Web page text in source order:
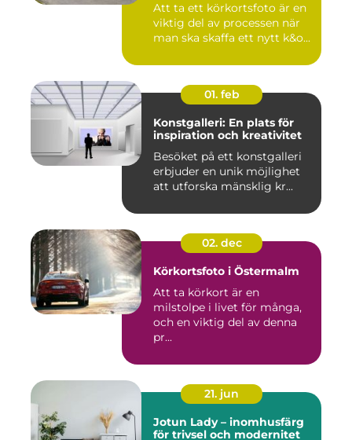
Att ta ett körkortsfoto är en
viktig del av processen när
man ska skaffa ett nytt k&o...
01. feb
Konstgalleri: En plats för
inspiration och kreativitet
Besöket på ett konstgalleri
erbjuder en unik möjlighet
att utforska mänsklig kr...
02. dec
Körkortsfoto i Östermalm
Att ta körkort är en
milstolpe i livet för många,
och en viktig del av denna
pr...
21. jun
Jotun Lady – inomhusfärg
för trivsel och modernitet